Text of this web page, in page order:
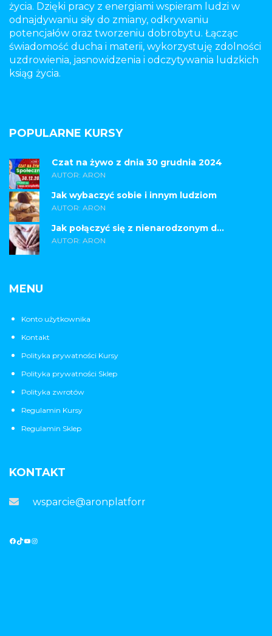
życia. Dzięki pracy z energiami wspieram ludzi w
odnajdywaniu siły do zmiany, odkrywaniu
potencjałów oraz tworzeniu dobrobytu. Łącząc
świadomość ducha i materii, wykorzystuję zdolności
uzdrowienia, jasnowidzenia i odczytywania ludzkich
ksiąg życia.
POPULARNE KURSY
Czat na żywo z dnia 30 grudnia 2024
AUTOR: ARON
Jak wybaczyć sobie i innym ludziom
AUTOR: ARON
Jak połączyć się z nienarodzonym d...
AUTOR: ARON
MENU
Konto użytkownika
Kontakt
Polityka prywatności Kursy
Polityka prywatności Sklep
Polityka zwrotów
Regulamin Kursy
Regulamin Sklep
KONTAKT
wsparcie@aronplatforma.pl